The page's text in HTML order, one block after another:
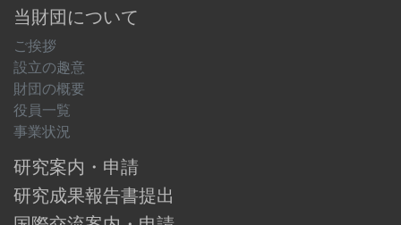
当財団について
ご挨拶
設立の趣意
財団の概要
役員一覧
事業状況
研究案内・申請
研究成果報告書提出